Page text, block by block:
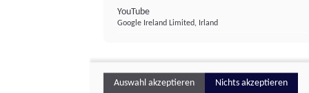
YouTube
Google Ireland Limited, Irland
Auswahl akzeptieren Nichts akzeptieren